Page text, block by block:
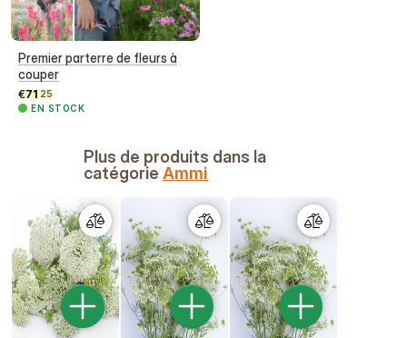
Premier parterre de fleurs à
couper
€71 25
EN STOCK
Plus de produits dans la
catégorie Ammi